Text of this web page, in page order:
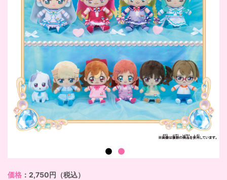
価格 ：2,750円（税込）